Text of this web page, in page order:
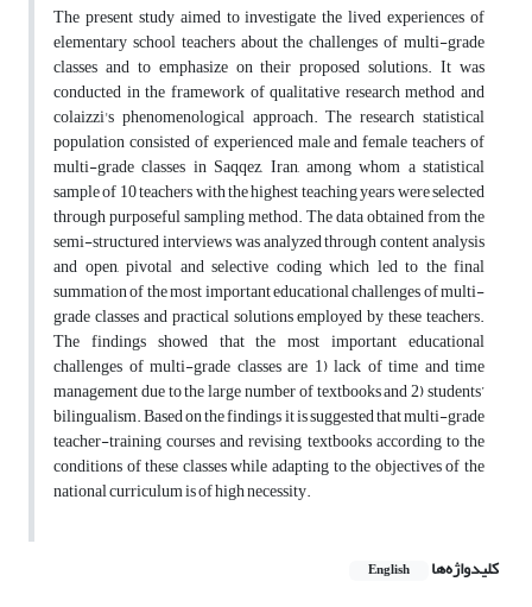
The present study aimed to investigate the lived experiences of
elementary school teachers about the challenges of multi-grade
classes and to emphasize on their proposed solutions. It was
conducted in the framework of qualitative research method and
colaizzi's phenomenological approach. The research statistical
population consisted of experienced male and female teachers of
multi-grade classes in Saqqez, Iran, among whom a statistical
sample of 10 teachers with the highest teaching years were selected
through purposeful sampling method. The data obtained from the
semi-structured interviews was analyzed through content analysis
and open, pivotal and selective coding which led to the final
summation of the most important educational challenges of multi-
grade classes and practical solutions employed by these teachers.
The findings showed that the most important educational
challenges of multi-grade classes are 1) lack of time and time
management due to the large number of textbooks and 2) students’
bilingualism. Based on the findings it is suggested that multi-grade
teacher-training courses and revising textbooks according to the
conditions of these classes while adapting to the objectives of the
national curriculum is of high necessity.
کلیدواژه‌ها English